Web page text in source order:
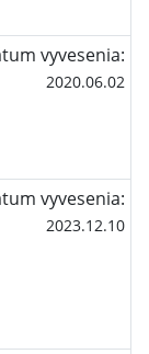
vyvesenia:
2020.06.02
vyvesenia:
2023.12.10